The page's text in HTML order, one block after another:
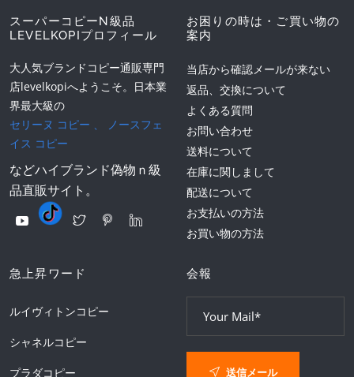
スーパーコピーN級品
LEVELKOPIプロフィール
大人気ブランドコピー通販専門
店levelkopiへようこそ。日本業
界最大級の
セリーヌ コピー 、
ノースフェ
イス コピー
などハイブランド偽物ｎ級
品直販サイト。
お困りの時は・ご買い物の
案内
当店から確認メールが来ない
返品、交換について
よくある質問
お問い合わせ
送料について
在庫に関しまして
配送について
お支払いの方法
お買い物の方法
急上昇ワード
ルイヴィトンコピー
シャネルコピー
プラダコピー
会報
送信メール